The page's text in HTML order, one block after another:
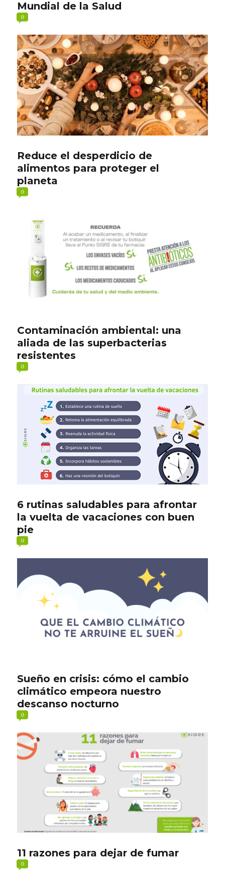
Mundial de la Salud
0
Reduce el desperdicio de
alimentos para proteger el
planeta
0
Contaminación ambiental: una
aliada de las superbacterias
resistentes
0
6 rutinas saludables para afrontar
la vuelta de vacaciones con buen
pie
0
Sueño en crisis: cómo el cambio
climático empeora nuestro
descanso nocturno
0
11 razones para dejar de fumar
0